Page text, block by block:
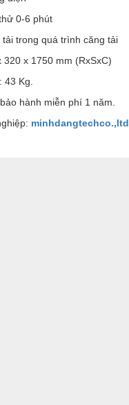
0-6 phút
trong quá trình căng tải
320 x 1750 mm (RxSxC)
43 Kg.
hành miễn phí 1 năm.
minhdangtechco.,ltd